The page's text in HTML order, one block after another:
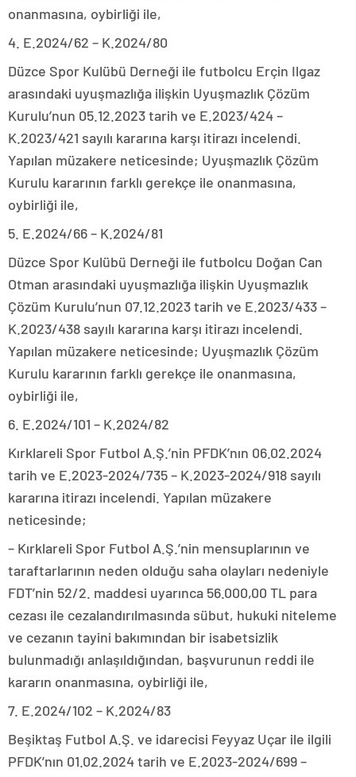
onanmasına, oybirliği ile,
4. E.2024/62 – K.2024/80
Düzce Spor Kulübü Derneği ile futbolcu Erçin Ilgaz
arasındaki uyuşmazlığa ilişkin Uyuşmazlık Çözüm
Kurulu’nun 05.12.2023 tarih ve E.2023/424 –
K.2023/421 sayılı kararına karşı itirazı incelendi.
Yapılan müzakere neticesinde; Uyuşmazlık Çözüm
Kurulu kararının farklı gerekçe ile onanmasına,
oybirliği ile,
5. E.2024/66 – K.2024/81
Düzce Spor Kulübü Derneği ile futbolcu Doğan Can
Otman arasındaki uyuşmazlığa ilişkin Uyuşmazlık
Çözüm Kurulu’nun 07.12.2023 tarih ve E.2023/433 –
K.2023/438 sayılı kararına karşı itirazı incelendi.
Yapılan müzakere neticesinde; Uyuşmazlık Çözüm
Kurulu kararının farklı gerekçe ile onanmasına,
oybirliği ile,
6. E.2024/101 – K.2024/82
Kırklareli Spor Futbol A.Ş.’nin PFDK’nın 06.02.2024
tarih ve E.2023-2024/735 – K.2023-2024/918 sayılı
kararına itirazı incelendi. Yapılan müzakere
neticesinde;
– Kırklareli Spor Futbol A.Ş.’nin mensuplarının ve
taraftarlarının neden olduğu saha olayları nedeniyle
FDT’nin 52/2. maddesi uyarınca 56.000,00 TL para
cezası ile cezalandırılmasında sübut, hukuki niteleme
ve cezanın tayini bakımından bir isabetsizlik
bulunmadığı anlaşıldığından, başvurunun reddi ile
kararın onanmasına, oybirliği ile,
7. E.2024/102 – K.2024/83
Beşiktaş Futbol A.Ş. ve idarecisi Feyyaz Uçar ile ilgili
PFDK’nın 01.02.2024 tarih ve E.2023-2024/699 –